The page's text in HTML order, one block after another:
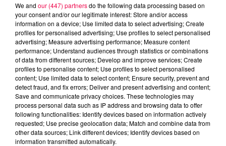
podcasts/2025/11/12h-2.mp3
We and our (447) partnersdo the following data processing based on
your consent and/or our legitimate interest: Store and/or access
information on a device; Use limited data to select advertising; Create
profiles for personalised advertising; Use profiles to select personalised
advertising; Measure advertising performance; Measure content
performance; Understand audiences through statistics or combinations
of data from different sources; Develop and improve services; Create
profiles to personalise content; Use profiles to select personalised
content; Use limited data to select content; Ensure security, prevent and
detect fraud, and fix errors; Deliver and present advertising and content;
Save and communicate privacy choices. These technologies may
process personal data such as IP address and browsing data to offer
following functionalities: Identify devices based on information actively
requested; Use precise geolocation data; Match and combine data from
other data sources; Link different devices; Identify devices based on
information transmitted automatically.